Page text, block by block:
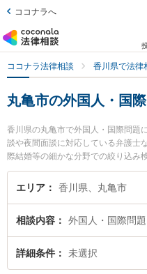
ココナラへ
ココナラ法律相談 香川県で法律
丸亀市の外国人・国
香川県の丸亀市で外国人・国際問題
談や夜間面談に対応している弁護士
際結婚等の細かな分野での絞り込み
務所の柳浦 清文弁護士や丸亀みら
ル情報や弁護士費用、強みなどが注
相談無料で外国人・国際問題を法律
たい』などでお困りの相談者さんに
エリア 香川県、丸亀市
相談内容 外国人・国際問題
詳細条件 未選択